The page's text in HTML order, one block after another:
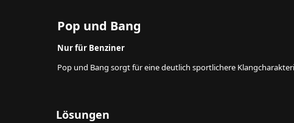
Pop und Bang
Nur für Benziner
Pop und Bang sorgt für eine deutlich sportlichere
Lösungen